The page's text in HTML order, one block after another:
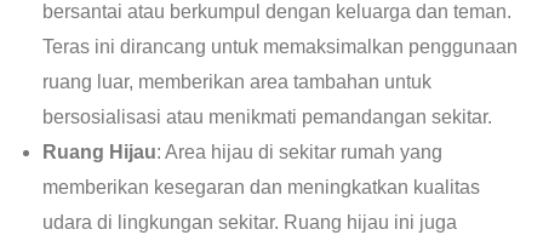
bersantai atau berkumpul dengan keluarga dan teman.
Teras ini dirancang untuk memaksimalkan penggunaan
ruang luar, memberikan area tambahan untuk
bersosialisasi atau menikmati pemandangan sekitar.
Ruang Hijau: Area hijau di sekitar rumah yang
memberikan kesegaran dan meningkatkan kualitas
udara di lingkungan sekitar. Ruang hijau ini juga